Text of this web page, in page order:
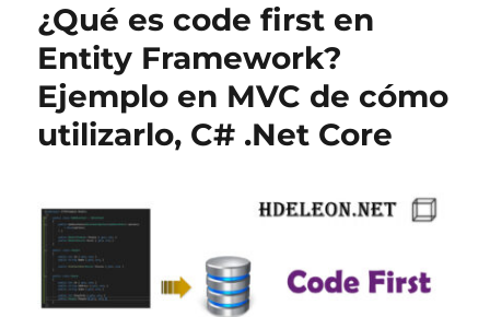
¿Qué es code first en
Entity Framework?
Ejemplo en MVC de cómo
utilizarlo, C# .Net Core